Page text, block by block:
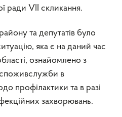
ради VІІ скликання.
та депутатів було
яка є на даний час
ознайомлено з
в
профілактики та в разі
захворювань.